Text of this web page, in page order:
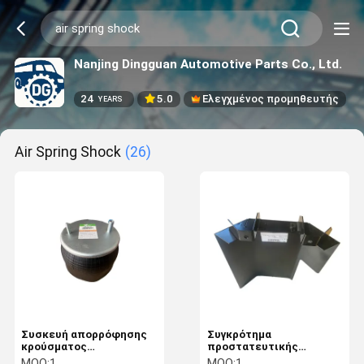
Nanjing Dingguan Automotive Parts Co., Ltd.
24 YEARS 5.0 Ελεγχμένος προμηθευτής
Air Spring Shock (26)
Συσκευή απορρόφησης
κρούσματος
αεροελαστικών για
Συγκρότημα
προστατευτικής
κάλυψης αεριωθούμενου